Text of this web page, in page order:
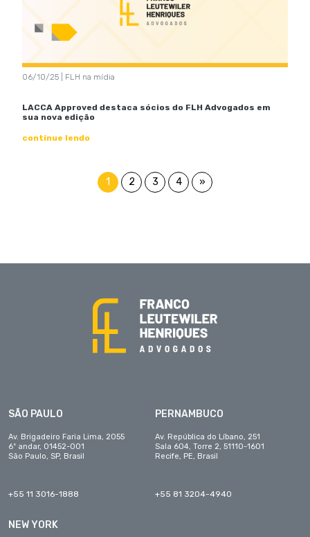
06/10/25 | FLH na mídia
LACCA Approved destaca sócios do FLH Advogados em
sua nova edição
continue lendo
1 2 3 4 »
SÃO PAULO
Av. Brigadeiro Faria Lima, 2055
6º andar, 01452-001
São Paulo, SP, Brasil
+55 11 3016-1888
PERNAMBUCO
Av. República do Líbano, 251
Sala 604, Torre 2, 51110-1601
Recife, PE, Brasil
+55 81 3204-4940
NEW YORK